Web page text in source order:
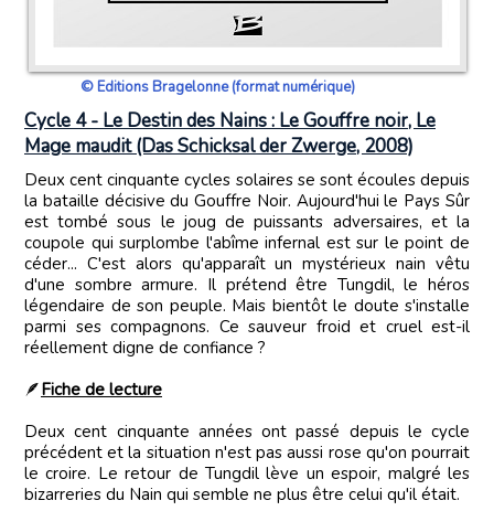
© Editions Bragelonne (format numérique)
Cycle 4 - Le Destin des Nains : Le Gouffre noir, Le
Mage maudit (Das Schicksal der Zwerge, 2008)
Deux cent cinquante cycles solaires se sont écoules depuis
la bataille décisive du Gouffre Noir. Aujourd'hui le Pays Sûr
est tombé sous le joug de puissants adversaires, et la
coupole qui surplombe l'abîme infernal est sur le point de
céder... C'est alors qu'apparaît un mystérieux nain vêtu
d'une sombre armure. Il prétend être Tungdil, le héros
légendaire de son peuple. Mais bientôt le doute s'installe
parmi ses compagnons. Ce sauveur froid et cruel est-il
réellement digne de confiance ?
🪶Fiche de lecture
Deux cent cinquante années ont passé depuis le cycle
précédent et la situation n'est pas aussi rose qu'on pourrait
le croire. Le retour de Tungdil lève un espoir, malgré les
bizarreries du Nain qui semble ne plus être celui qu'il était.